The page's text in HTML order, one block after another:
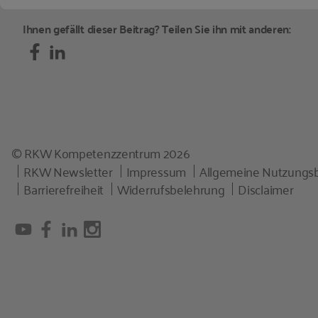
Ihnen gefällt dieser Beitrag? Teilen Sie ihn mit anderen:
© RKW Kompetenzzentrum 2026
RKW Newsletter
Impressum Allgemeine
Barrierefreiheit Widerrufsbelehrung Disclaimer